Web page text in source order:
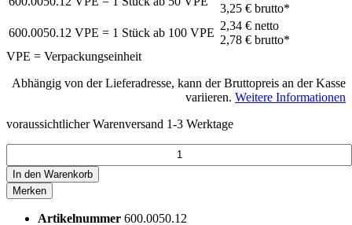
3,25 €brutto*
600.0050.12 VPE = 1 Stück ab 100 VPE
2,34 €netto
2,78 €brutto*
VPE = Verpackungseinheit
Abhängig von der Lieferadresse, kann der Bruttopreis an der Kasse
variieren. Weitere Informationen
voraussichtlicher Warenversand 1-3 Werktage
In den Warenkorb
Merken
Artikelnummer 600.0050.12